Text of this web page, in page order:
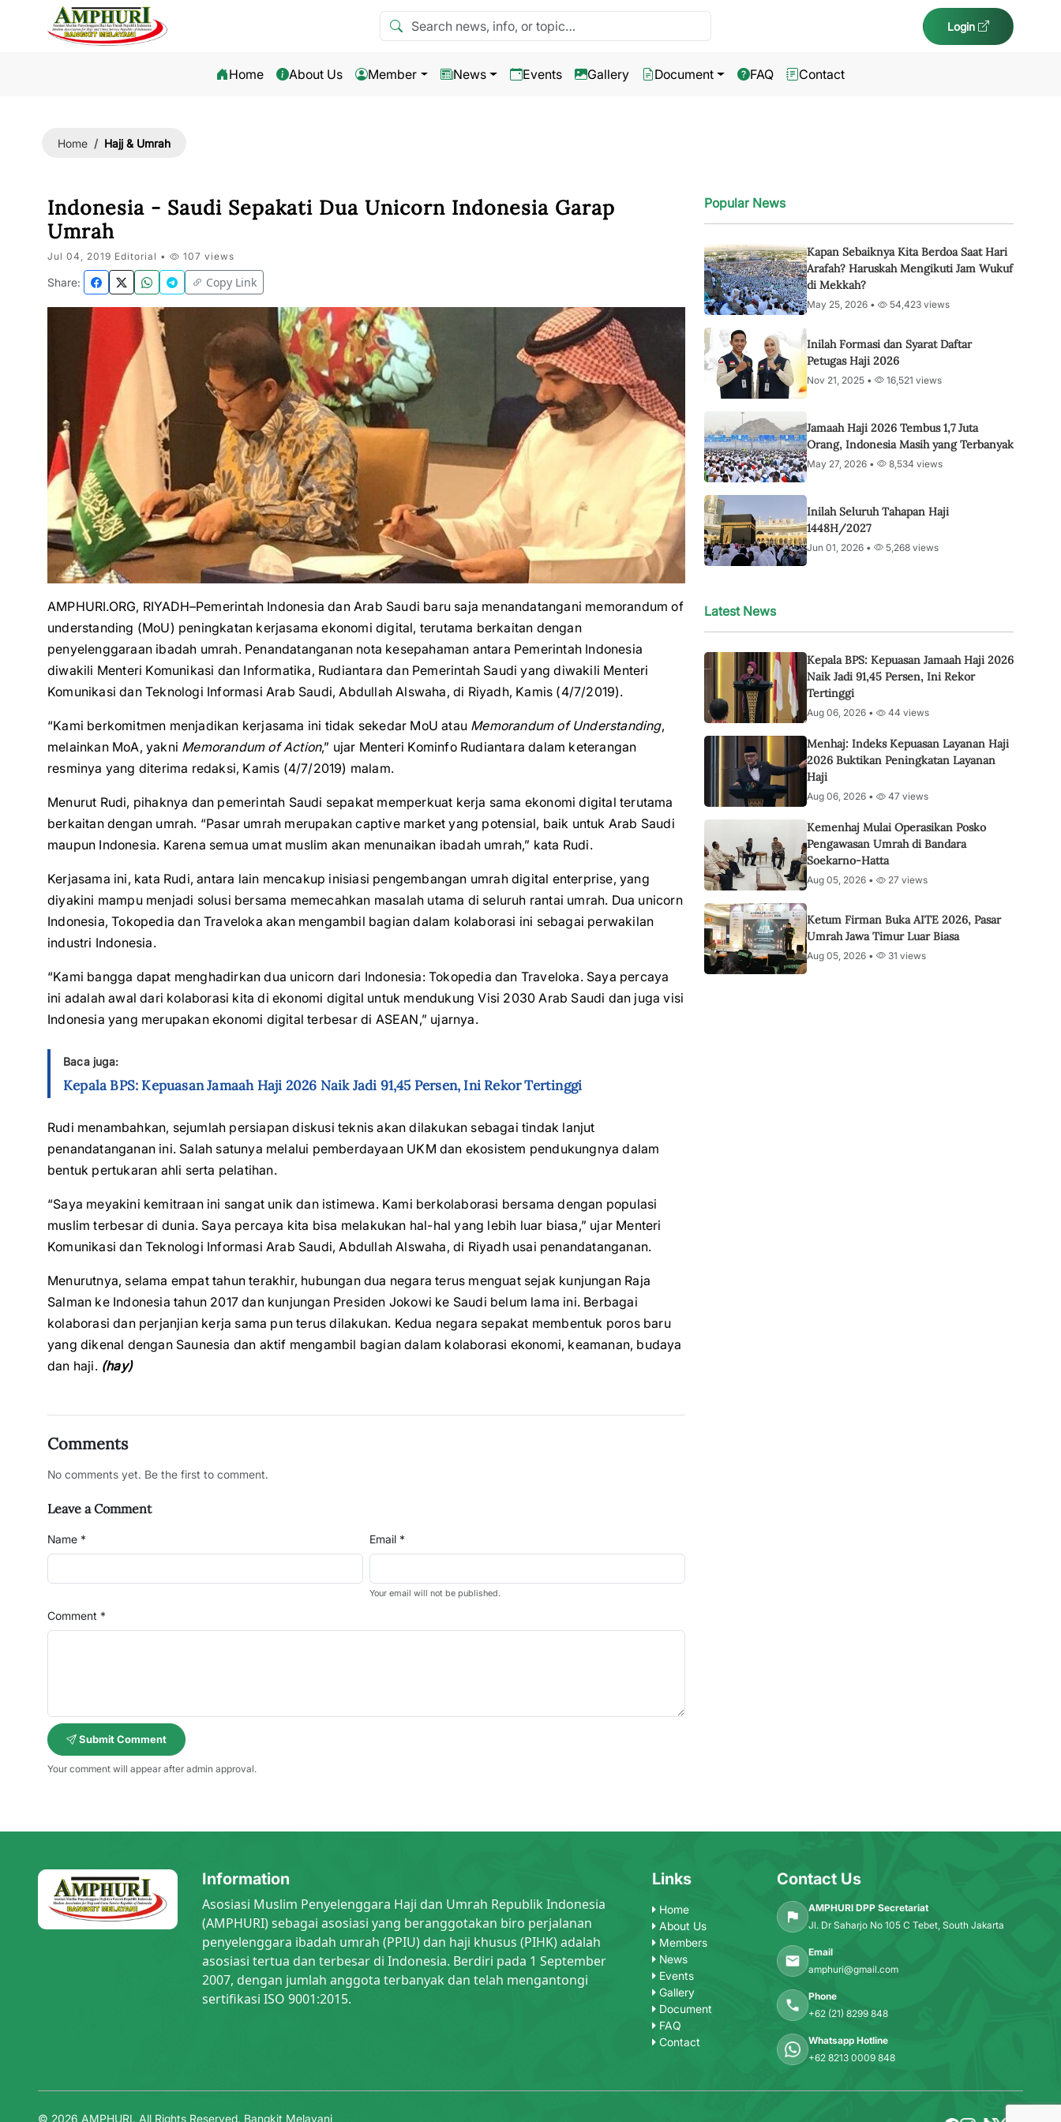
Search news Login
Home About Us Member News Events Gallery Document FAQ Contact
Home Hajj & Umrah
Indonesia - Saudi Sepakati Dua Unicorn Indonesia Garap
Umrah
Jul 04, 2019 Editorial • 107 views
Share: Copy Link
AMPHURI.ORG, RIYADH–Pemerintah Indonesia dan Arab Saudi baru saja menandatangani memorandum of
understanding (MoU) peningkatan kerjasama ekonomi digital, terutama berkaitan dengan
penyelenggaraan ibadah umrah. Penandatanganan nota kesepahaman antara Pemerintah Indonesia
diwakili Menteri Komunikasi dan Informatika, Rudiantara dan Pemerintah Saudi yang diwakili Menteri
Komunikasi dan Teknologi Informasi Arab Saudi, Abdullah Alswaha, di Riyadh, Kamis (4/7/2019).
“Kami berkomitmen menjadikan kerjasama ini tidak sekedar MoU atau Memorandum of Understanding,
melainkan MoA, yakni Memorandum of Action,” ujar Menteri Kominfo Rudiantara dalam keterangan
resminya yang diterima redaksi, Kamis (4/7/2019) malam.
Menurut Rudi, pihaknya dan pemerintah Saudi sepakat memperkuat kerja sama ekonomi digital terutama
berkaitan dengan umrah. “Pasar umrah merupakan captive market yang potensial, baik untuk Arab Saudi
maupun Indonesia. Karena semua umat muslim akan menunaikan ibadah umrah,” kata Rudi.
Kerjasama ini, kata Rudi, antara lain mencakup inisiasi pengembangan umrah digital enterprise, yang
diyakini mampu menjadi solusi bersama memecahkan masalah utama di seluruh rantai umrah. Dua unicorn
Indonesia, Tokopedia dan Traveloka akan mengambil bagian dalam kolaborasi ini sebagai perwakilan
industri Indonesia.
“Kami bangga dapat menghadirkan dua unicorn dari Indonesia: Tokopedia dan Traveloka. Saya percaya
ini adalah awal dari kolaborasi kita di ekonomi digital untuk mendukung Visi 2030 Arab Saudi dan juga visi
Indonesia yang merupakan ekonomi digital terbesar di ASEAN,” ujarnya.
Baca juga:
Kepala BPS: Kepuasan Jamaah Haji 2026 Naik Jadi 91,45 Persen, Ini Rekor Tertinggi
Rudi menambahkan, sejumlah persiapan diskusi teknis akan dilakukan sebagai tindak lanjut
penandatanganan ini. Salah satunya melalui pemberdayaan UKM dan ekosistem pendukungnya dalam
bentuk pertukaran ahli serta pelatihan.
“Saya meyakini kemitraan ini sangat unik dan istimewa. Kami berkolaborasi bersama dengan populasi
muslim terbesar di dunia. Saya percaya kita bisa melakukan hal-hal yang lebih luar biasa,” ujar Menteri
Komunikasi dan Teknologi Informasi Arab Saudi, Abdullah Alswaha, di Riyadh usai penandatanganan.
Menurutnya, selama empat tahun terakhir, hubungan dua negara terus menguat sejak kunjungan Raja
Salman ke Indonesia tahun 2017 dan kunjungan Presiden Jokowi ke Saudi belum lama ini. Berbagai
kolaborasi dan perjanjian kerja sama pun terus dilakukan. Kedua negara sepakat membentuk poros baru
yang dikenal dengan Saunesia dan aktif mengambil bagian dalam kolaborasi ekonomi, keamanan, budaya
dan haji. (hay)
Comments
No comments yet. Be the first to comment.
Leave a Comment
Name * Email *
Your email will not be published.
Comment *
Submit Comment
Your comment will appear after admin approval.
Popular News
Kapan Sebaiknya Kita Berdoa Saat Hari
Arafah? Haruskah Mengikuti Jam Wukuf
di Mekkah?
May 25, 2026 • 54,423 views
Inilah Formasi dan Syarat Daftar
Petugas Haji 2026
Nov 21, 2025 • 16,521 views
Jamaah Haji 2026 Tembus 1,7 Juta
Orang, Indonesia Masih yang Terbanyak
May 27, 2026 • 8,534 views
Inilah Seluruh Tahapan Haji
1448H/2027
Jun 01, 2026 • 5,268 views
Latest News
Kepala BPS: Kepuasan Jamaah Haji 2026
Naik Jadi 91,45 Persen, Ini Rekor
Tertinggi
Aug 06, 2026 • 44 views
Menhaj: Indeks Kepuasan Layanan Haji
2026 Buktikan Peningkatan Layanan
Haji
Aug 06, 2026 • 47 views
Kemenhaj Mulai Operasikan Posko
Pengawasan Umrah di Bandara
Soekarno-Hatta
Aug 05, 2026 • 27 views
Ketum Firman Buka AITE 2026, Pasar
Umrah Jawa Timur Luar Biasa
Aug 05, 2026 • 31 views
Information
Asosiasi Muslim Penyelenggara Haji dan Umrah Republik Indonesia
(AMPHURI) sebagai asosiasi yang beranggotakan biro perjalanan
penyelenggara ibadah umrah (PPIU) dan haji khusus (PIHK) adalah
asosiasi tertua dan terbesar di Indonesia. Berdiri pada 1 September
2007, dengan jumlah anggota terbanyak dan telah mengantongi
sertifikasi ISO 9001:2015.
Links
Home
About Us
Members
News
Events
Gallery
Document
FAQ
Contact
Contact Us
AMPHURI DPP Secretariat
Jl. Dr Saharjo No 105 C Tebet, South Jakarta
Email
amphuri@gmail.com
Phone
+62 (21) 8299 848
Whatsapp Hotline
+62 8213 0009 848
© 2026 AMPHURI. All Rights Reserved. Bangkit Melayani